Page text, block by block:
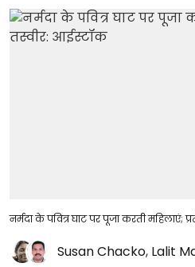
नर्मदा के पवित्र घाट पर पूजा करती महिलाएं;
Susan Chacko, Lalit